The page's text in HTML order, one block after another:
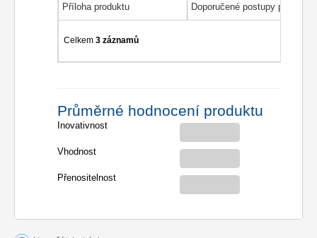
Příloha produktu
Celkem3 záznamů
Průměrné hodnocení produktu
Inovativnost
Vhodnost
Přenositelnost